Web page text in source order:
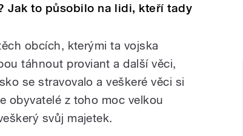
Jak to působilo na lidi, kteří tady
obcích, kterými ta vojska
táhnout proviant a další věci,
se stravovalo a veškeré věci si
obyvatelé z toho moc velkou
svůj majetek.